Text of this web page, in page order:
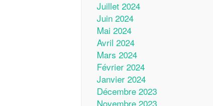
Juillet 2024
Juin 2024
Mai 2024
Avril 2024
Mars 2024
Février 2024
Janvier 2024
Décembre 2023
Novembre 2023